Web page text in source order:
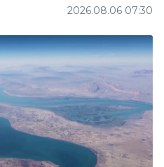
2026.08.06 07:30